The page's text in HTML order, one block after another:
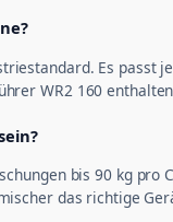
Es passt
WR2 160
bis 90 kg
das richtige